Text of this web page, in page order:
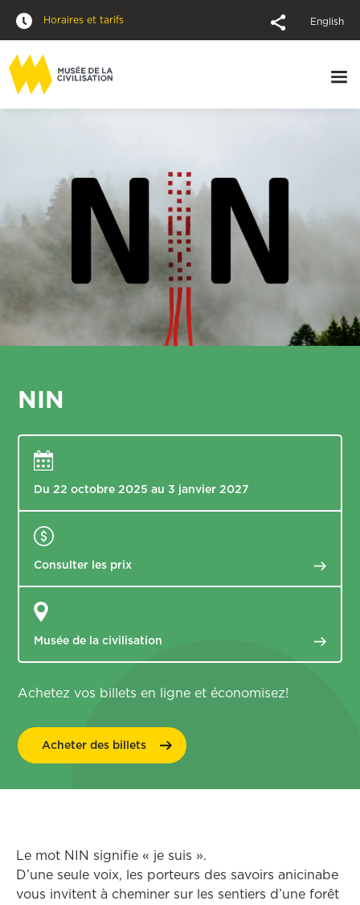
Horaires et tarifs English
NIN
Du 22 octobre 2025 au 3 janvier 2027
Consulter les prix
Musée de la civilisation
Achetez vos billets en ligne et économisez!
Acheter des billets
Le mot NIN signifie « je suis ».
D’une seule voix, les porteurs des savoirs anicinabe
vous invitent à cheminer sur les sentiers d’une forêt